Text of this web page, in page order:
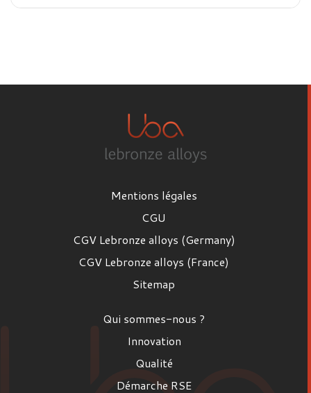
Mentions légales
CGU
CGV Lebronze alloys (Germany)
CGV Lebronze alloys (France)
Sitemap
Qui sommes-nous ?
Innovation
Qualité
Démarche RSE